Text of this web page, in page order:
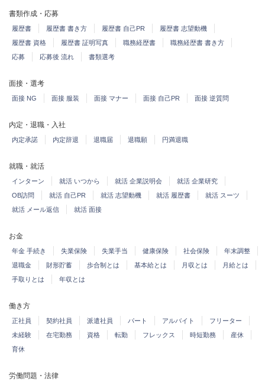
書類作成・応募
履歴書 履歴書 書き方 履歴書 自己PR
履歴書 志望動機
履歴書 資格
履歴書 証明写真 職務経歴書
職務経歴書 書き方
応募
応募後 流れ 書類選考
面接・選考
面接 NG 面接 服装 面接 マナー 面接 自己PR 面接 逆質問
内定・退職・入社
内定承諾 内定辞退 退職届 退職願 円満退職
就職・就活
インターン 就活 いつから 就活 企業説明会
就活 企業研究
OB訪問
就活 自己PR 就活 志望動機 就活 履歴書
就活 スーツ
就活 メール返信
就活 面接
お金
年金 手続き 失業保険 失業手当 健康保険 社会保険
年末調整
退職金
財形貯蓄 歩合制とは 基本給とは 月収とは
月給とは
手取りとは
年収とは
働き方
正社員 契約社員 派遣社員 パート アルバイト
フリーター
未経験
在宅勤務 資格 転勤 フレックス 時短勤務
産休
育休
労働問題・法律